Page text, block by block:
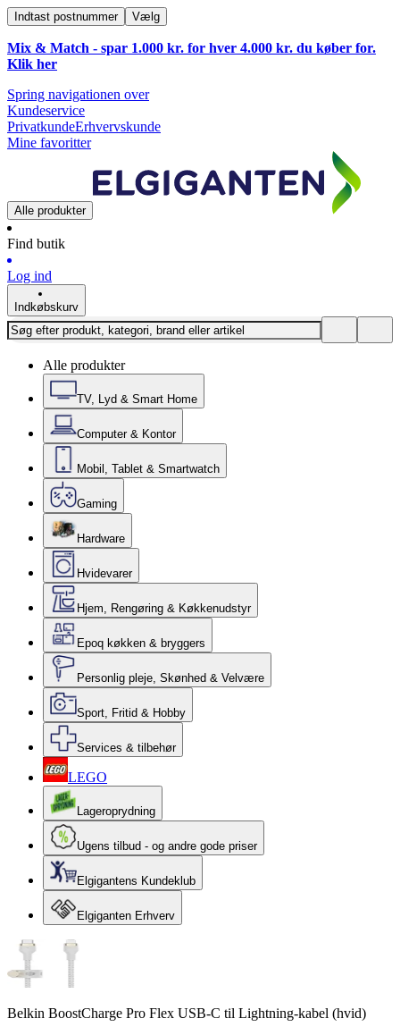
Indtast postnummer Vælg
Mix & Match - spar 1.000 kr. for hver 4.000 kr. du køber for.
Klik her
Spring navigationen over
Kundeservice
PrivatkundeErhvervskunde
Mine favoritter
Alle produkter
Find butik
Log ind
Indkøbskurv
Alle produkter
TV, Lyd & Smart Home
Computer & Kontor
Mobil, Tablet & Smartwatch
Gaming
Hardware
Hvidevarer
Hjem, Rengøring & Køkkenudstyr
Epoq køkken & bryggers
Personlig pleje, Skønhed & Velvære
Sport, Fritid & Hobby
Services & tilbehør
LEGO
Lageroprydning
Ugens tilbud - og andre gode priser
Elgigantens Kundeklub
Elgiganten Erhverv
Belkin BoostCharge Pro Flex USB-C til Lightning-kabel (hvid)